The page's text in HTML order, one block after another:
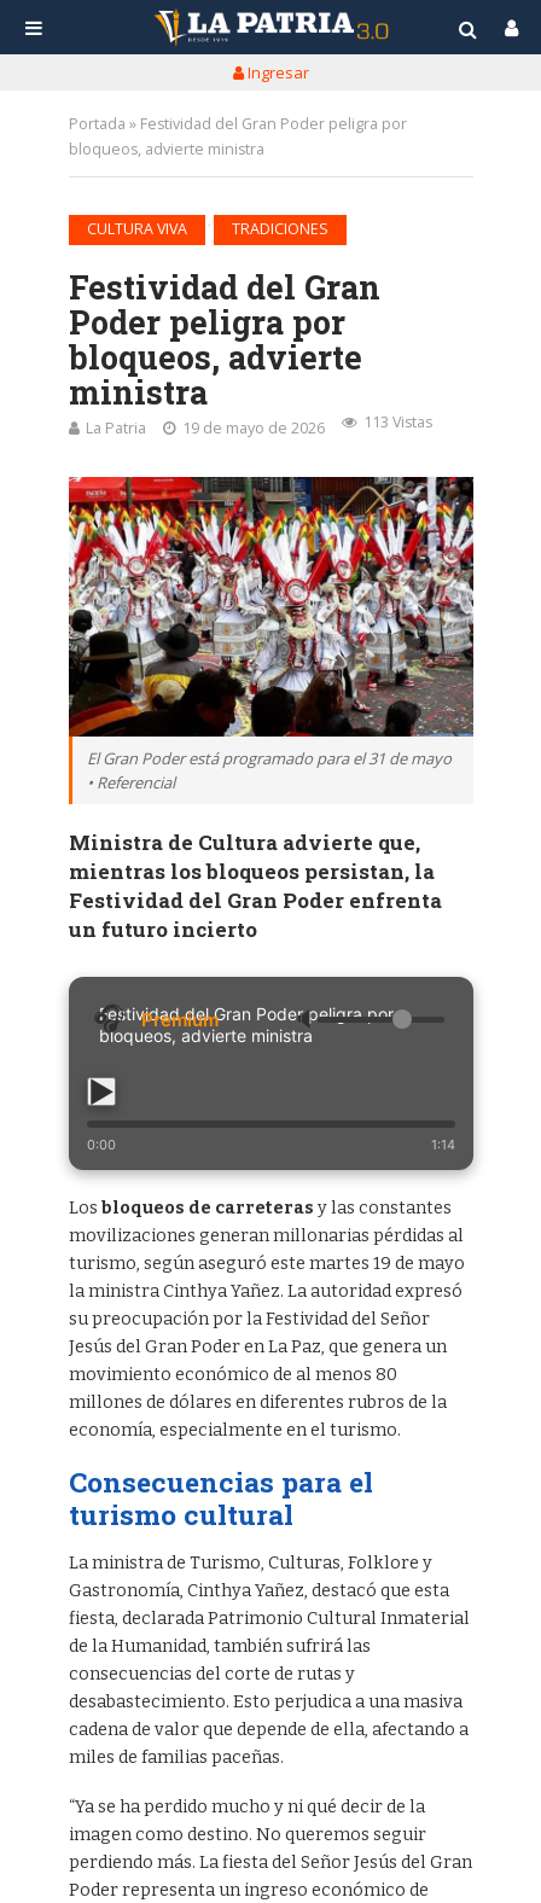
Ingresar
Portada » Festividad del Gran Poder peligra por
bloqueos, advierte ministra
CULTURA VIVA TRADICIONES
Festividad del Gran
Poder peligra por
bloqueos, advierte
ministra
La Patria 19 de mayo de 2026 113 Vistas
El Gran Poder está programado para el 31 de mayo
• Referencial
Ministra de Cultura advierte que,
mientras los bloqueos persistan, la
Festividad del Gran Poder enfrenta
un futuro incierto
Festividad del Gran Poder peligra por
bloqueos, advierte ministra
🔈
0:00 1:14
Los bloqueos de carreteras y las constantes
movilizaciones generan millonarias pérdidas al
turismo, según aseguró este martes 19 de mayo
la ministra Cinthya Yañez. La autoridad expresó
su preocupación por la Festividad del Señor
Jesús del Gran Poder en La Paz, que genera un
movimiento económico de al menos 80
millones de dólares en diferentes rubros de la
economía, especialmente en el turismo.
Consecuencias para el
turismo cultural
La ministra de Turismo, Culturas, Folklore y
Gastronomía, Cinthya Yañez, destacó que esta
fiesta, declarada Patrimonio Cultural Inmaterial
de la Humanidad, también sufrirá las
consecuencias del corte de rutas y
desabastecimiento. Esto perjudica a una masiva
cadena de valor que depende de ella, afectando a
miles de familias paceñas.
“Ya se ha perdido mucho y ni qué decir de la
imagen como destino. No queremos seguir
perdiendo más. La fiesta del Señor Jesús del Gran
Poder representa un ingreso económico de